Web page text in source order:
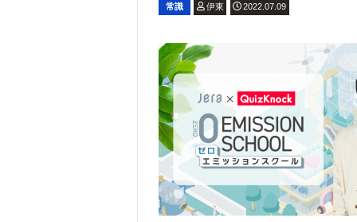
常識 伊東 2022.07.09